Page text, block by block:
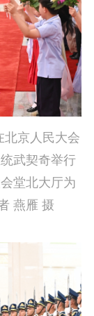
京人民大会
武契奇举行
堂北大厅为
燕雁 摄